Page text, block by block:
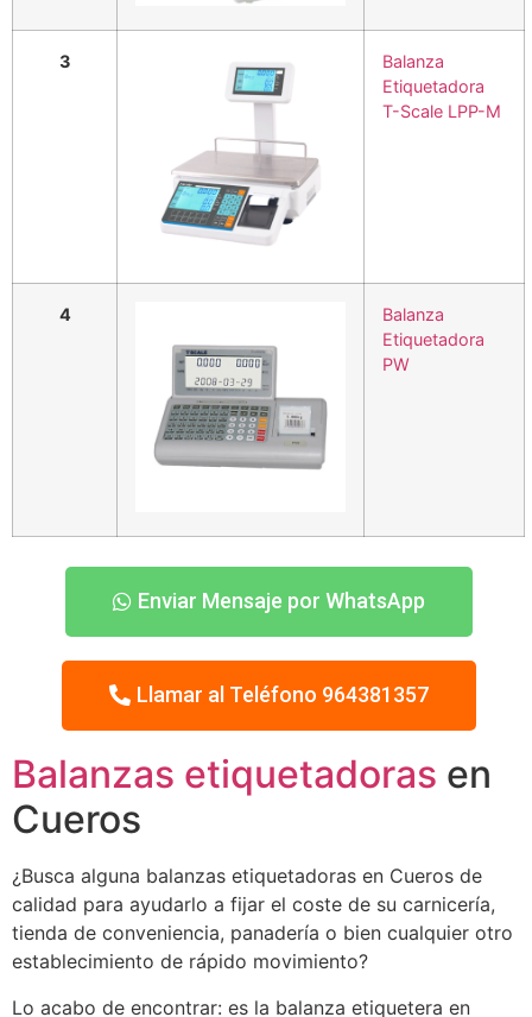
3
Balanza
Etiquetadora
T-Scale LPP-M
4
Balanza
Etiquetadora
PW
Enviar Mensaje por WhatsApp
Llamar al Teléfono 964381357
Balanzas etiquetadoras en
Cueros
¿Busca alguna balanzas etiquetadoras en Cueros de
calidad para ayudarlo a fijar el coste de su carnicería,
tienda de conveniencia, panadería o bien cualquier otro
establecimiento de rápido movimiento?
Lo acabo de encontrar: es la balanza etiquetera en